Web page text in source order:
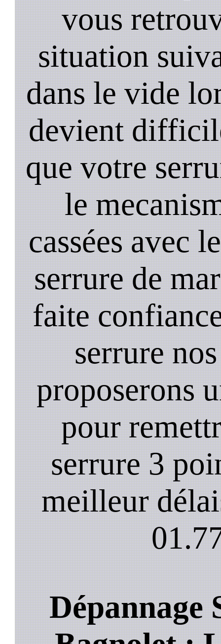
vous
situation
dans le vide
devient
que votre
le
cassées avec
serrure de
faite
serrure
proposerons
pour
serrure 3
meilleur
Dépannage